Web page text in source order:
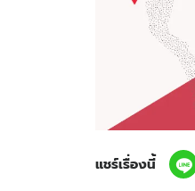
แชร์เรื่องนี้